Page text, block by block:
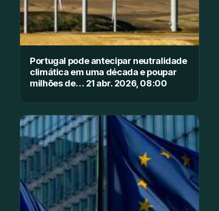
Portugal pode antecipar neutralidade
climática em uma década e poupar
milhões de… 21 abr. 2026, 08:00